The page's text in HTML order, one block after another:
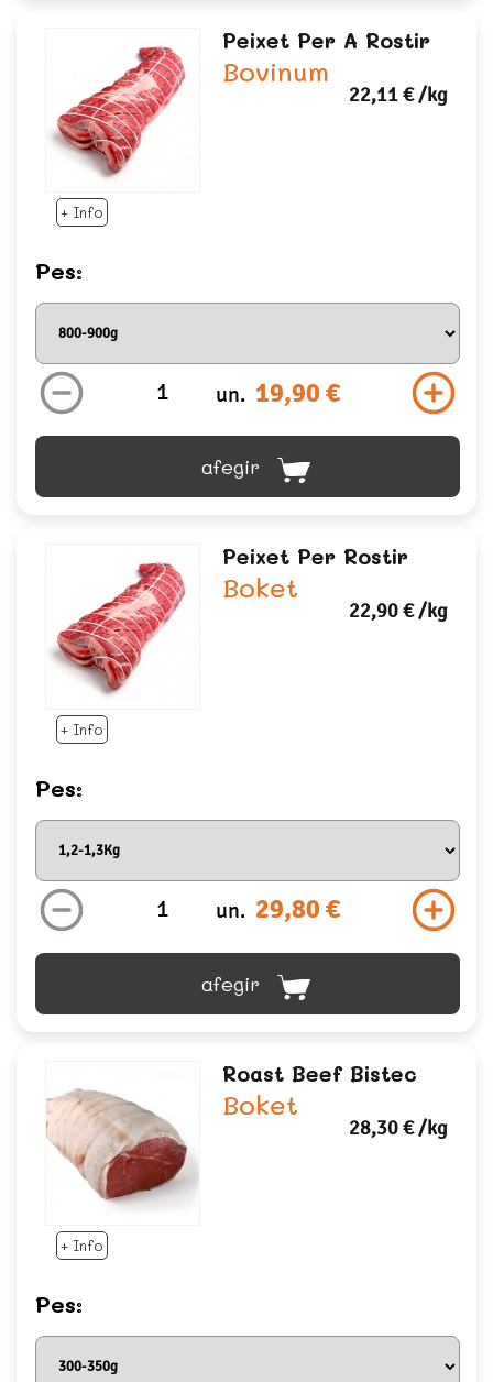
+ Info
Peixet Per A Rostir
Bovinum
22,11 €/kg
Pes:
un. 19,90 €
afegir
+ Info
Peixet Per Rostir
Boket
22,90 €/kg
Pes:
un. 29,80 €
afegir
+ Info
Roast Beef Bistec
Boket
28,30 €/kg
Pes: